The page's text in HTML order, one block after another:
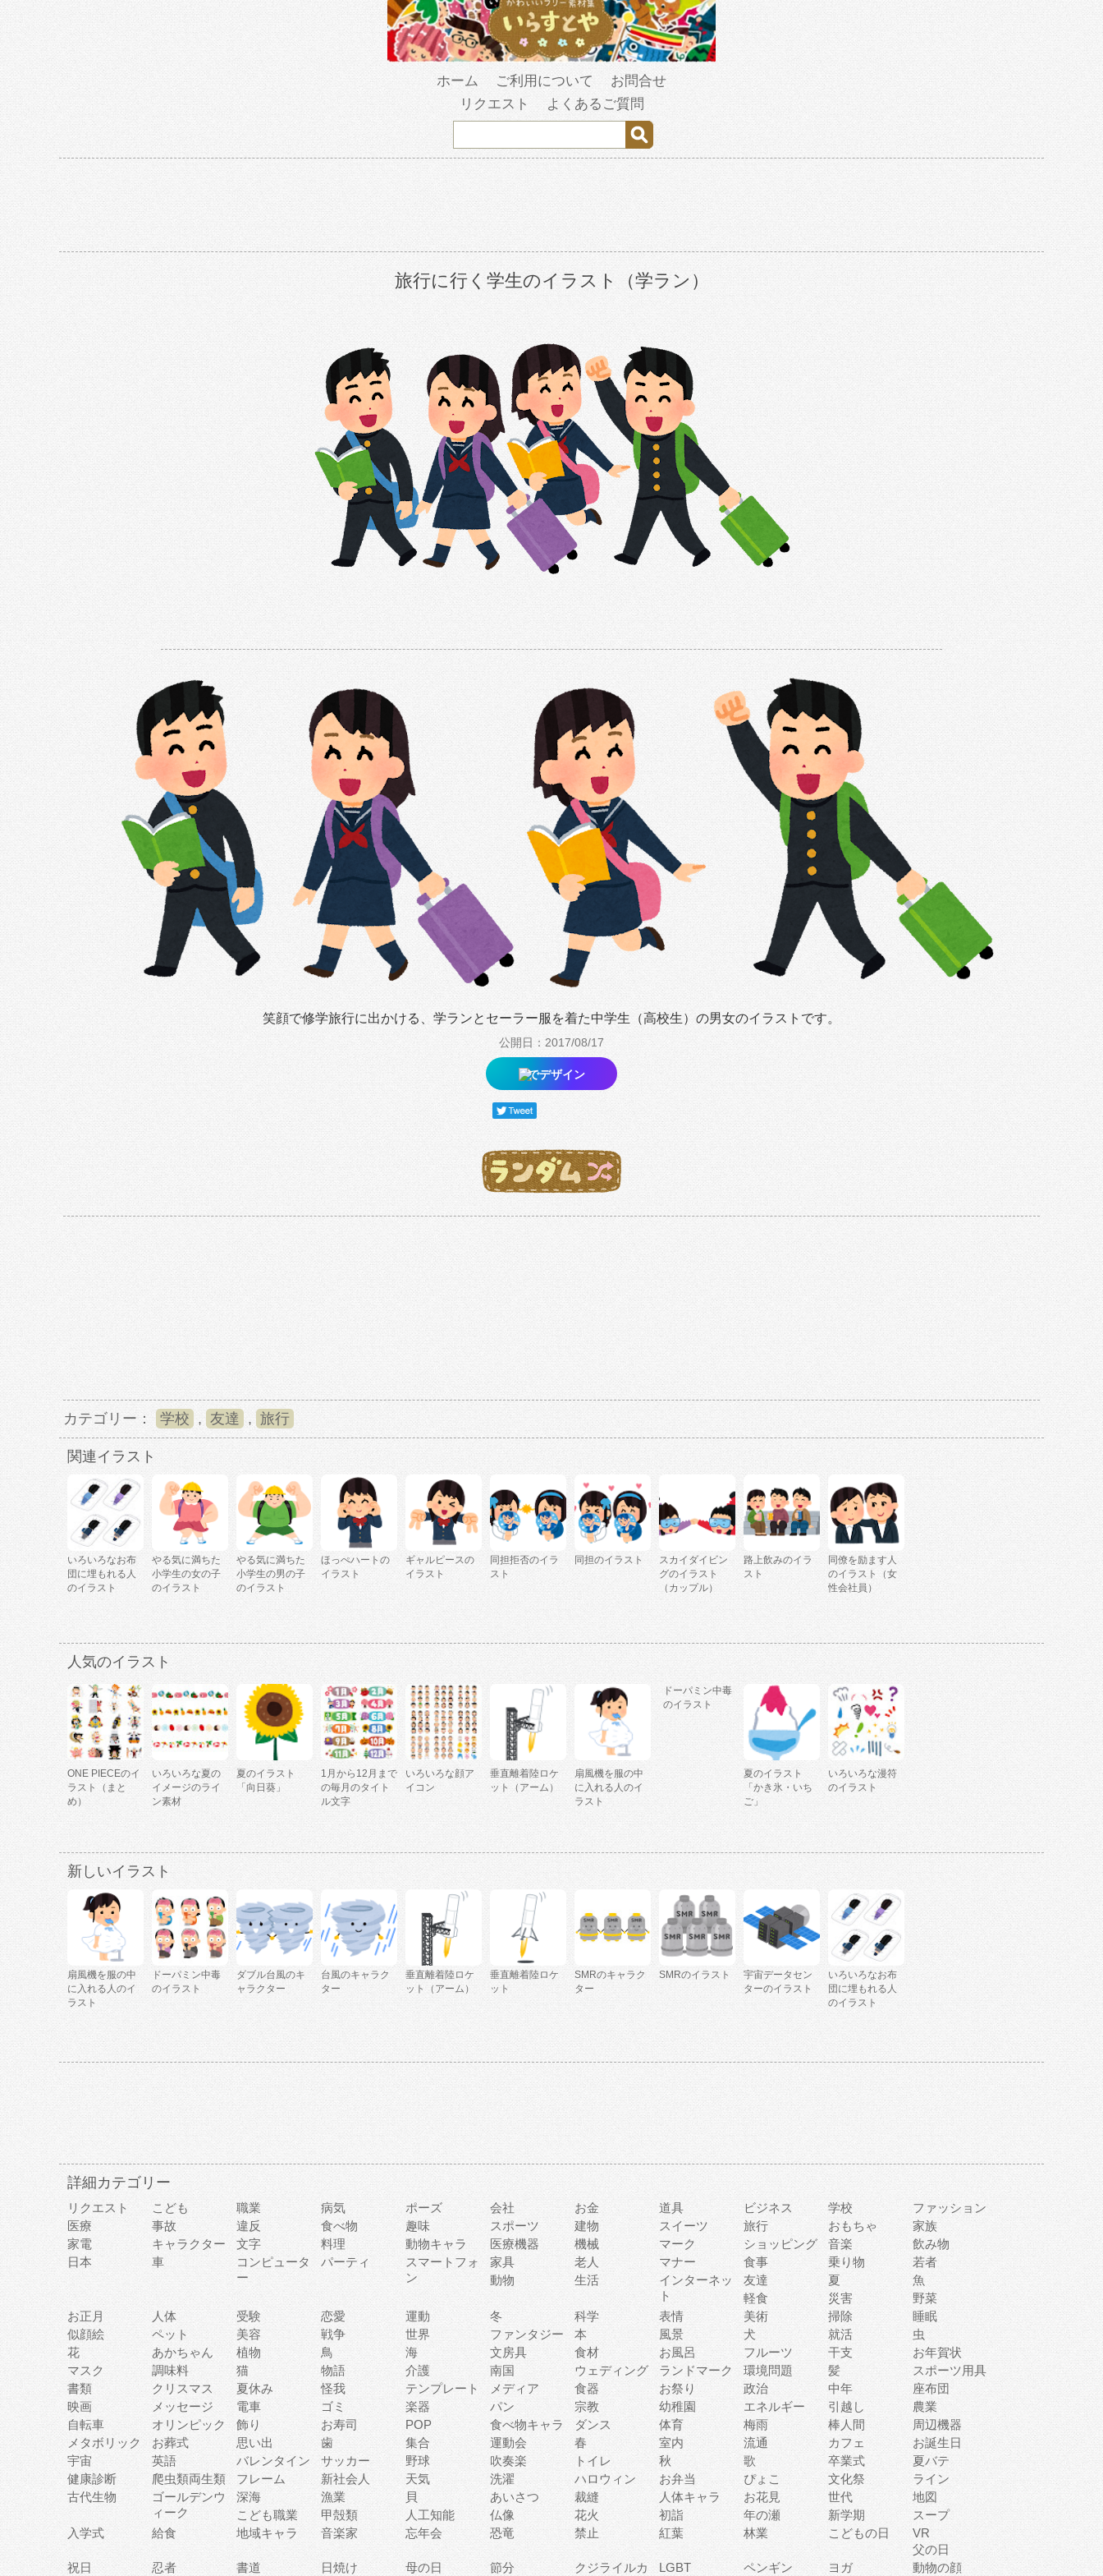
ホーム ご利用について
お問合せ
リクエスト
よくあるご質問
旅行に行く学生のイラスト（学ラン）
笑顔で修学旅行に出かける、学ランとセーラー服を着た中学生（高校生）の男女のイラストです。
公開日：2017/08/17
でデザイン
カテゴリー： 学校 , 友達 , 旅行
関連イラスト
いろいろなお布
団に埋もれる人
のイラスト
やる気に満ちた
小学生の女の子
のイラスト
やる気に満ちた
小学生の男の子
のイラスト
ほっぺハートの
イラスト
ギャルピースの
イラスト
同担拒否のイラ
スト
同担のイラスト
スカイダイビン
グのイラスト
（カップル）
路上飲みのイラ
スト
同僚を励ます人
のイラスト（女
性会社員）
人気のイラスト
ONE PIECEのイ
ラスト（まと
め）
いろいろな夏の
イメージのライ
ン素材
夏のイラスト
「向日葵」
1月から12月まで
の毎月のタイト
ル文字
いろいろな顔ア
イコン
垂直離着陸ロケ
ット（アーム）
扇風機を服の中
に入れる人のイ
ラスト
ドーパミン中毒
のイラスト
夏のイラスト
「かき氷・いち
ご」
いろいろな漫符
のイラスト
新しいイラスト
扇風機を服の中
に入れる人のイ
ラスト
ドーパミン中毒
のイラスト
ダブル台風のキ
ャラクター
台風のキャラク
ター
垂直離着陸ロケ
ット（アーム）
垂直離着陸ロケ
ット
SMRのキャラク
ター
SMRのイラスト
宇宙データセン
ターのイラスト
いろいろなお布
団に埋もれる人
のイラスト
詳細カテゴリー
リクエスト こども 職業 病気 ポーズ 会社 お金 道具 ビジネス 学校
ファッション
医療
事故 違反 食べ物 趣味 スポーツ 建物 スイーツ 旅行 おもちゃ
家族
家電
キャラクター 文字 料理 動物キャラ 医療機器 機械 マーク ショッピング 音楽
飲み物
日本
車
コンピュータ
ー
パーティ
スマートフォ
ン
家具 老人 マナー 食事 乗り物
若者
動物
生活
インターネッ
ト
友達 夏
魚
軽食
災害
野菜
お正月
人体 受験 恋愛 運動 冬 科学 表情 美術 掃除
睡眠
似顔絵
ペット 美容 戦争 世界 ファンタジー 本 風景 犬 就活
虫
花
あかちゃん 植物 鳥 海 文房具 食材 お風呂 フルーツ 干支
お年賀状
マスク
調味料 猫 物語 介護 南国 ウェディング ランドマーク 環境問題 髪
スポーツ用具
書類
クリスマス 夏休み 怪我 テンプレート メディア 食器 お祭り 政治 中年
座布団
映画
メッセージ 電車 ゴミ 楽器 パン 宗教 幼稚園 エネルギー 引越し
農業
自転車
オリンピック 飾り お寿司 POP 食べ物キャラ ダンス 体育 梅雨 棒人間
周辺機器
メタボリック
お葬式 思い出 歯 集合 運動会 春 室内 流通 カフェ
お誕生日
宇宙
英語 バレンタイン サッカー 野球 吹奏楽 トイレ 秋 歌 卒業式
夏バテ
健康診断
爬虫類両生類 フレーム 新社会人 天気 洗濯 ハロウィン お弁当 ぴょこ 文化祭
ライン
古代生物
ゴールデンウ
ィーク
深海 漁業 貝 あいさつ 裁縫 人体キャラ お花見 世代
地図
こども職業
甲殻類 人工知能 仏像 花火 初詣 年の瀬 新学期
スープ
入学式
給食 地域キャラ 音楽家 忘年会 恐竜 禁止 紅葉 林業 こどもの日
VR
父の日
祝日
忍者 書道 日焼け 母の日 節分 クジライルカ LGBT ペンギン ヨガ 動物の顔